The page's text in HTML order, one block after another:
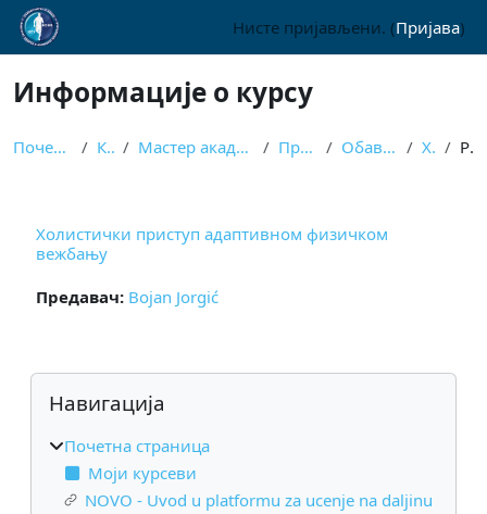
Иди на главни садржај
Нисте пријављени. (Пријава)
Информације о курсу
Почетна страница Курсеви Мастер академске студије - на даљину Први семестар Обавезни предмети ХПАФВ Резиме
Холистички приступ адаптивном физичком
вежбању
Предавач: Bojan Jorgić
Блокови
Прескочи Навигација
Навигација
Почетна страница
Моји курсеви
NOVO - Uvod u platformu za ucenje na daljinu